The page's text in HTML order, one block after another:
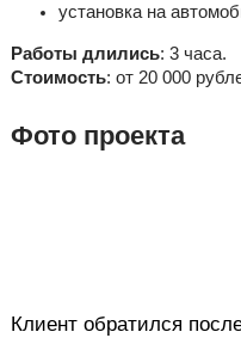
установка на
Работы длились: 3 часа.
Стоимость: от 20 000
Фото проекта
Клиент обратился